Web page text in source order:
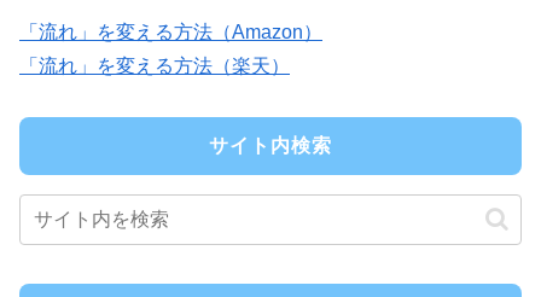
「流れ」を変える方法（Amazon）
「流れ」を変える方法（楽天）
サイト内検索